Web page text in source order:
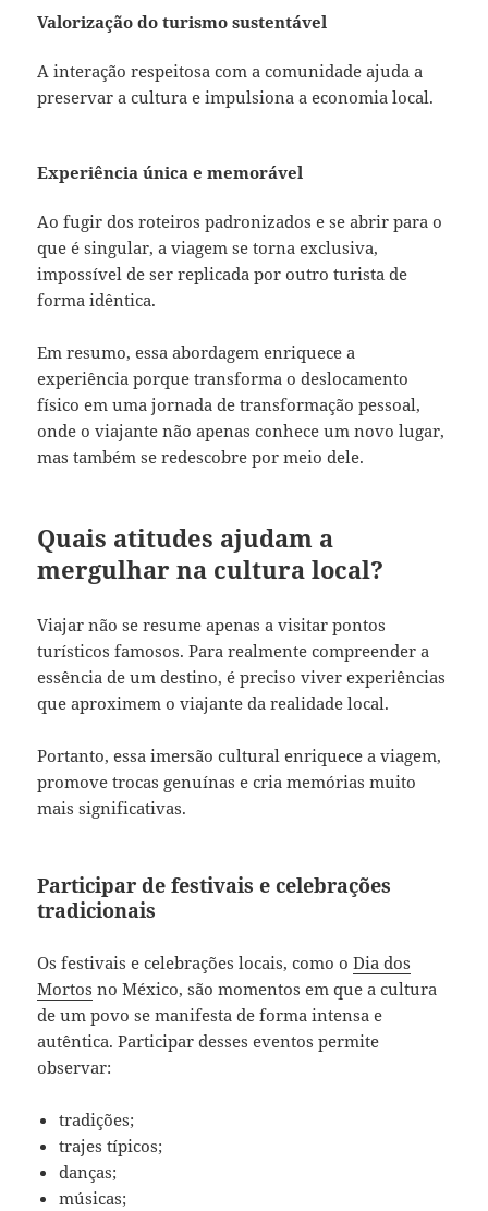
Valorização do turismo sustentável
A interação respeitosa com a comunidade ajuda a
preservar a cultura e impulsiona a economia local.
Experiência única e memorável
Ao fugir dos roteiros padronizados e se abrir para o
que é singular, a viagem se torna exclusiva,
impossível de ser replicada por outro turista de
forma idêntica.
Em resumo, essa abordagem enriquece a
experiência porque transforma o deslocamento
físico em uma jornada de transformação pessoal,
onde o viajante não apenas conhece um novo lugar,
mas também se redescobre por meio dele.
Quais atitudes ajudam a
mergulhar na cultura local?
Viajar não se resume apenas a visitar pontos
turísticos famosos. Para realmente compreender a
essência de um destino, é preciso viver experiências
que aproximem o viajante da realidade local.
Portanto, essa imersão cultural enriquece a viagem,
promove trocas genuínas e cria memórias muito
mais significativas.
Participar de festivais e celebrações
tradicionais
Os festivais e celebrações locais, como oDia dos
Mortos no México, são momentos em que a cultura
de um povo se manifesta de forma intensa e
autêntica. Participar desses eventos permite
observar:
tradições;
trajes típicos;
danças;
músicas;